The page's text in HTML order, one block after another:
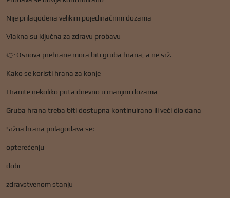
Nije prilagođena velikim pojedinačnim dozama
Vlakna su ključna za zdravu probavu
👉 Osnova prehrane mora biti gruba hrana, a ne srž.
Kako se koristi hrana za konje
Hranite nekoliko puta dnevno u manjim dozama
Gruba hrana treba biti dostupna kontinuirano ili veći dio dana
Sržna hrana prilagođava se:
opterećenju
dobi
zdravstvenom stanju